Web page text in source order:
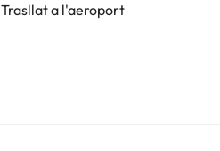
Trasllat a l'aeroport